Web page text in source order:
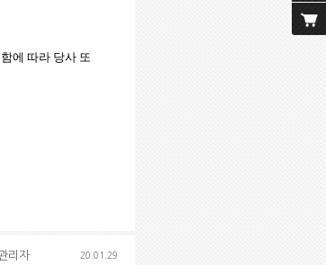
에 따라 당사 또
리자 20.01.29